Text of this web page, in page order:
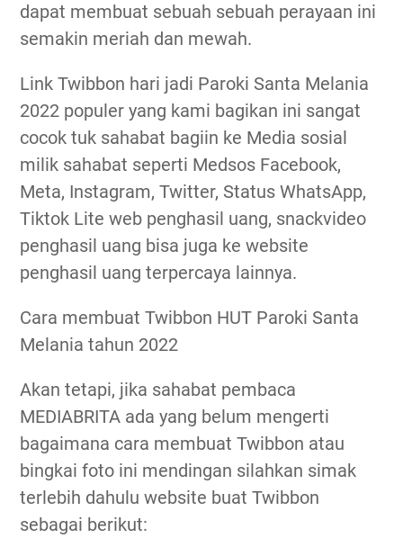
dapat membuat sebuah sebuah perayaan ini
semakin meriah dan mewah.
Link Twibbon hari jadi Paroki Santa Melania
2022 populer yang kami bagikan ini sangat
cocok tuk sahabat bagiin ke Media sosial
milik sahabat seperti Medsos Facebook,
Meta, Instagram, Twitter, Status WhatsApp,
Tiktok Lite web penghasil uang, snackvideo
penghasil uang bisa juga ke website
penghasil uang terpercaya lainnya.
Cara membuat Twibbon HUT Paroki Santa
Melania tahun 2022
Akan tetapi, jika sahabat pembaca
MEDIABRITA ada yang belum mengerti
bagaimana cara membuat Twibbon atau
bingkai foto ini mendingan silahkan simak
terlebih dahulu website buat Twibbon
sebagai berikut: